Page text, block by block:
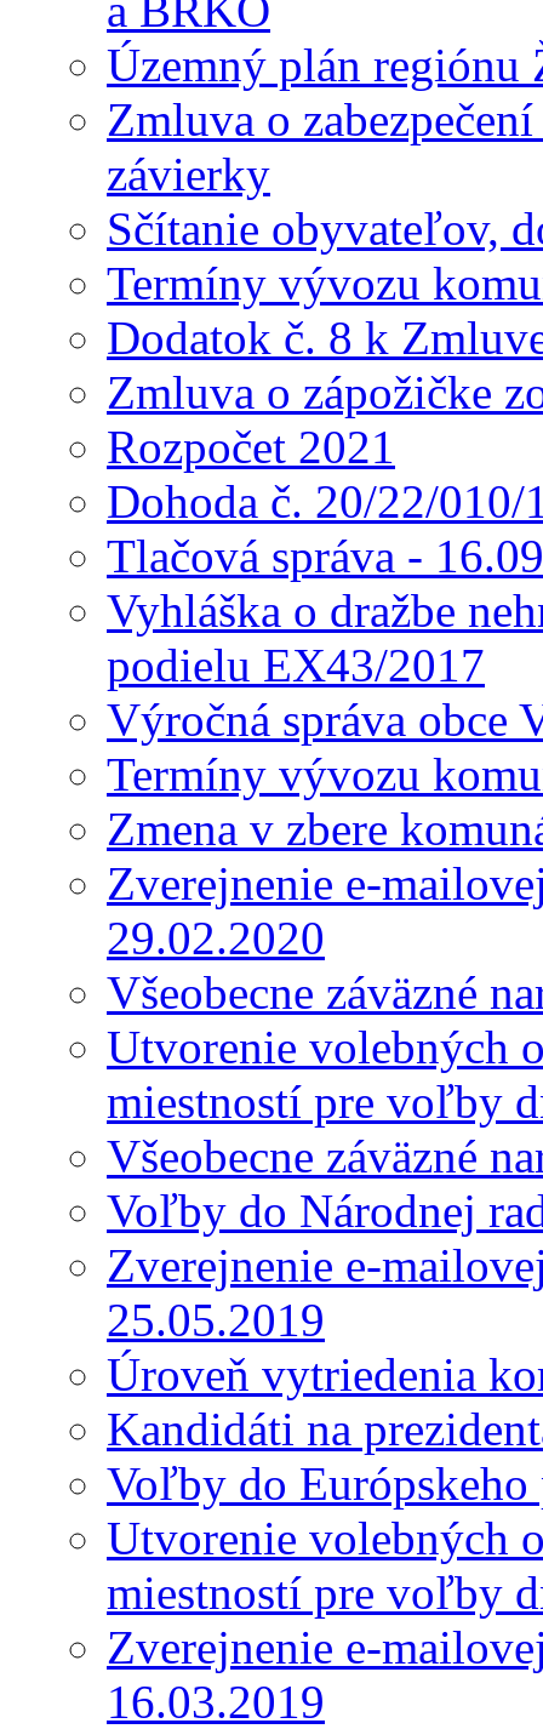
Územný plán regiónu
Zmluva o
závierky
Sčítanie obyvateľov,
Termíny vývozu
Dodatok č. 8 k
Zmluva o zápožičke
Rozpočet 2021
Dohoda č. 20/22/
Tlačová správa -
Vyhláška o dražbe
podielu EX43/2017
Výročná správa obce
Termíny vývozu
Zmena v zbere
Zverejnenie e-
29.02.2020
Všeobecne záväzné
Utvorenie volebných
miestností pre voľby
Všeobecne záväzné
Voľby do Národnej
Zverejnenie e-
25.05.2019
Úroveň vytriedenia
Kandidáti na
Voľby do Európskeho
Utvorenie volebných
miestností pre voľby
Zverejnenie e-
16.03.2019